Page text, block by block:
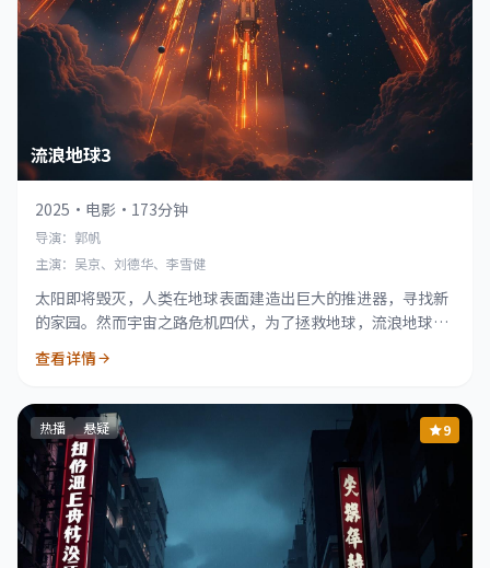
流浪地球3
2025 · 电影 · 173分钟
导演：郭帆
主演：吴京、刘德华、李雪健
太阳即将毁灭，人类在地球表面建造出巨大的推进器，寻找新
的家园。然而宇宙之路危机四伏，为了拯救地球，流浪地球时
查看详情
热播 悬疑 9